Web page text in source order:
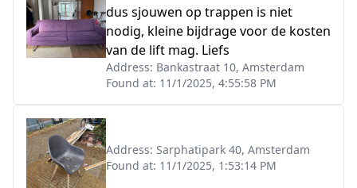
dus sjouwen op trappen is niet
nodig, kleine bijdrage voor de kosten
van de lift mag. Liefs
Address: Bankastraat 10, Amsterdam
Found at: 11/1/2025, 4:55:58 PM
Address: Sarphatipark 40, Amsterdam
Found at: 11/1/2025, 1:53:14 PM